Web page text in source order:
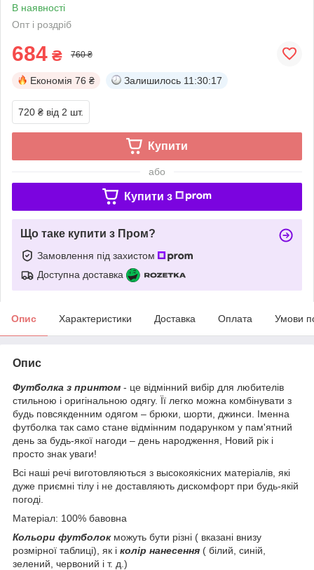
В наявності
Опт і роздріб
684 ₴ 760 ₴
Економія 76 ₴ Залишилось 11:30:16
720 ₴ від 2 шт.
Купити
або
Купити з
Що таке купити з Пром?
Замовлення під захистом
Доступна доставка
Опис Характеристики Доставка Оплата Умови
Опис
Футболка з принтом - це відмінний вибір для любителів
стильною і оригінальною одягу. Її легко можна комбінувати з
будь повсякденним одягом – брюки, шорти, джинси. Іменна
футболка так само стане відмінним подарунком у пам'ятний
день за будь-якої нагоди – день народження, Новий рік і
просто знак уваги!
Всі наші речі виготовляються з высокоякісних матеріалів, які
дуже приємні тілу і не доставляють дискомфорт при будь-якій
погоді.
Матеріал: 100% бавовна
Кольори футболокможуть бути різні ( вказані внизу
розмірної таблиці), як і колір нанесення ( білий, синій,
зелений, червоний і т. д.)